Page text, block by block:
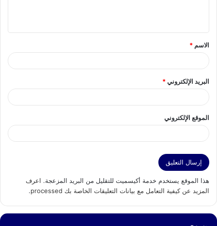
ق
*
الاسم *
البريد الإلكتروني*
الموقع الإلكتروني
هذا الموقع يستخدم خدمة أكيسميت للتقليل من البريد المزعجة. اعرف
المزيد عن كيفية التعامل مع بيانات التعليقات الخاصة بك processed
.